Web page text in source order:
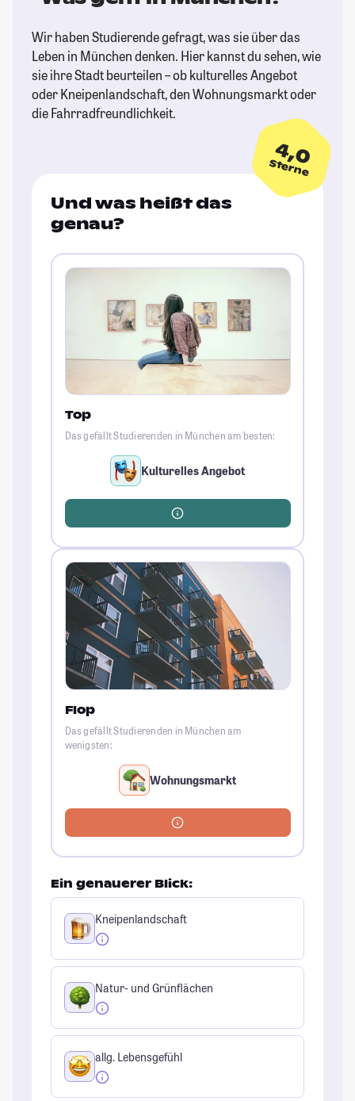
Wir haben Studierende gefragt, was sie über das
Leben in München denken. Hier kannst du sehen, wie
sie ihre Stadt beurteilen – ob kulturelles Angebot
oder Kneipenlandschaft, den Wohnungsmarkt oder
die Fahrradfreundlichkeit.
4,0
Sterne
Und was heißt das
genau?
Top
Das gefällt Studierenden in München am besten:
Kulturelles Angebot
Flop
Das gefällt Studierenden in München am
wenigsten:
Wohnungsmarkt
Ein genauerer Blick:
Kneipenlandschaft
Natur- und Grünflächen
allg. Lebensgefühl